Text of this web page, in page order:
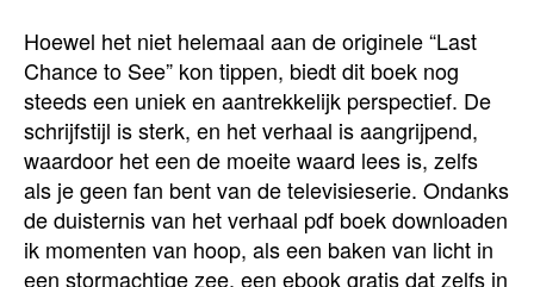
Hoewel het niet helemaal aan de originele “Last
Chance to See” kon tippen, biedt dit boek nog
steeds een uniek en aantrekkelijk perspectief. De
schrijfstijl is sterk, en het verhaal is aangrijpend,
waardoor het een de moeite waard lees is, zelfs
als je geen fan bent van de televisieserie. Ondanks
de duisternis van het verhaal pdf boek downloaden
ik momenten van hoop, als een baken van licht in
een stormachtige zee, een ebook gratis dat zelfs in